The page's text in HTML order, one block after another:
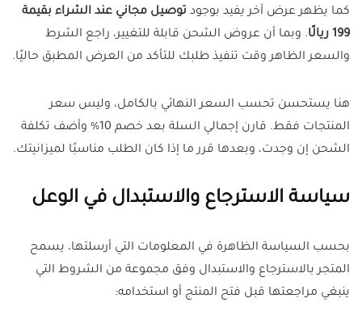
كما يظهر عرض آخر يفيد بوجود توصيل مجاني عند الشراء بقيمة
199 ريالًا
. وبما أن عروض الشحن قابلة للتغيير، راجع الشرط
والسعر الظاهر وقت تنفيذ طلبك للتأكد من العرض المطبق حاليًا.
هنا يستحسن تحسب السعر النهائي بالكامل، وليس سعر
المنتجات فقط. قارن إجمالي السلة بعد خصم 10% وأضف تكلفة
الشحن إن وجدت، وبعدها قرر ما إذا كان الطلب مناسبًا لميزانيتك.
سياسة الاسترجاع والاستبدال في الوعل
بحسب السياسة الظاهرة في المعلومات التي أرسلتها، يسمح
المتجر بالاسترجاع والاستبدال وفق مجموعة من الشروط التي
ينبغي مراجعتها قبل فتح المنتج أو استخدامه: